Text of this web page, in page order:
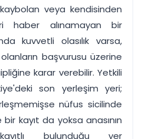
veya kendisinden
haber alınamayan bir
kuvvetli olasılık varsa,
başvurusu üzerine
karar verebilir. Yetkili
son yerleşim yeri;
nüfus sicilinde
kayıt da yoksa anasının
bulunduğu yer